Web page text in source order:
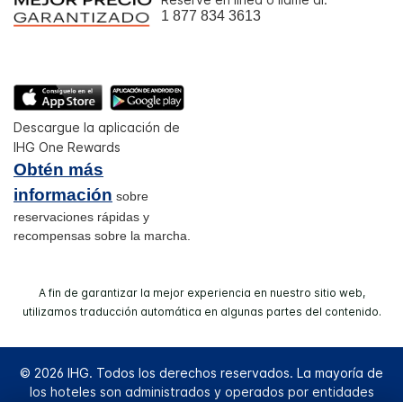
1 877 834 3613
Descargue la aplicación de
IHG One Rewards
Obtén más
información sobre
reservaciones rápidas y
recompensas sobre la marcha.
A fin de garantizar la mejor experiencia en nuestro sitio web,
utilizamos traducción automática en algunas partes del contenido.
© 2026 IHG. Todos los derechos reservados. La mayoría de
los hoteles son administrados y operados por entidades